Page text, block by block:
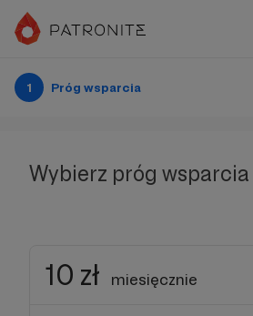
1 Próg wsparcia
Wybierz próg wsparcia
10 zł miesięcznie